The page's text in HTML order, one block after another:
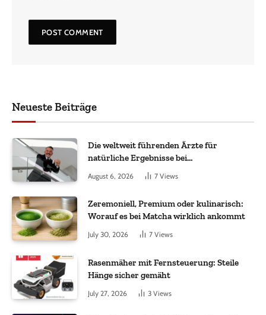
Neueste Beiträge
Die weltweit führenden Ärzte für
natürliche Ergebnisse bei
Haartransplantationen
August 6, 2026 7 Views
Zeremoniell, Premium oder kulinarisch:
Worauf es bei Matcha wirklich ankommt
July 30, 2026 7 Views
Rasenmäher mit Fernsteuerung: Steile
Hänge sicher gemäht
July 27, 2026 3 Views